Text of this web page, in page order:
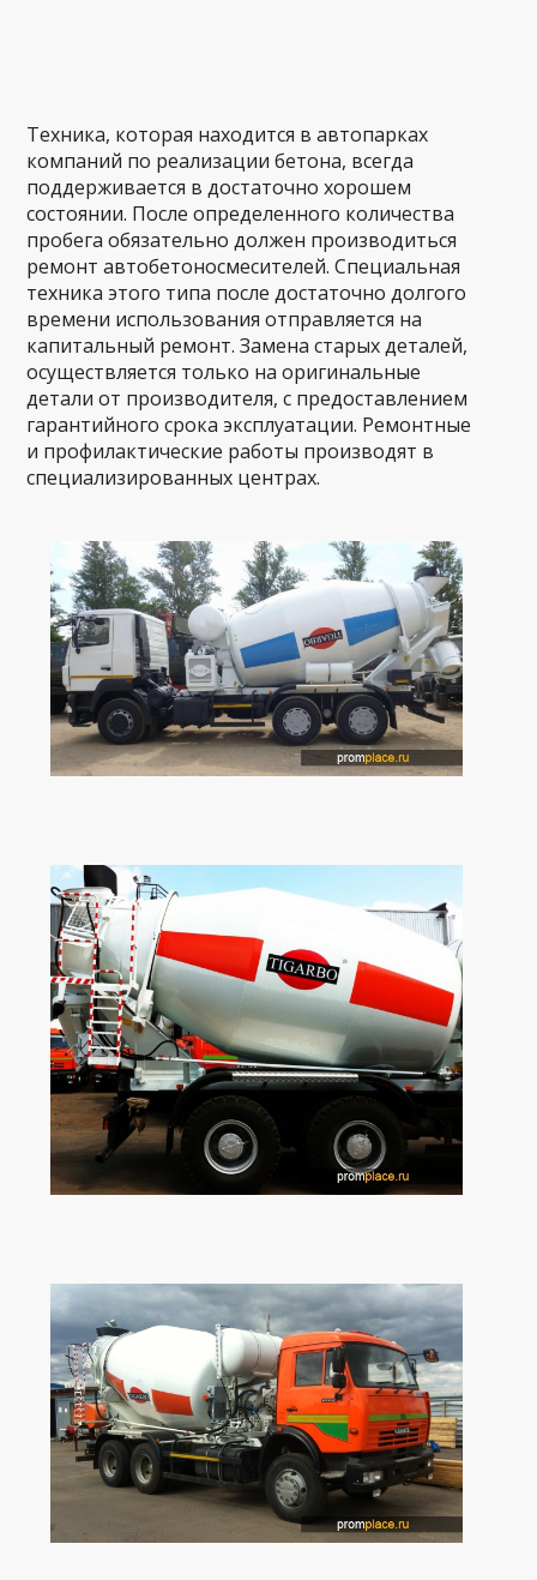
Техника, которая находится в автопарках
компаний по реализации бетона, всегда
поддерживается в достаточно хорошем
состоянии. После определенного количества
пробега обязательно должен производиться
ремонт автобетоносмесителей. Специальная
техника этого типа после достаточно долгого
времени использования отправляется на
капитальный ремонт. Замена старых деталей,
осуществляется только на оригинальные
детали от производителя, с предоставлением
гарантийного срока эксплуатации. Ремонтные
и профилактические работы производят в
специализированных центрах.